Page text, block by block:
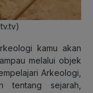
kamu akan
melalui objek
Arkeologi,
tentang sejarah,